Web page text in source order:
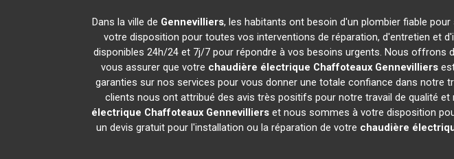
Dans la ville de Gennevilliers, les habitants ont besoin d'un plombier fiable
votre disposition pour toutes vos interventions de réparation, d'entretien et
disponibles 24h/24 et 7j/7 pour répondre à vos besoins urgents. Nous offrons
vous assurer que votre chaudière électrique Chaffoteaux Gennevilliers
garanties sur nos services pour vous donner une totale confiance dans notre
clients nous ont attribué des avis très positifs pour notre travail de qualité
électrique Chaffoteaux Gennevilliers et nous sommes à votre disposition
un devis gratuit pour l'installation ou la réparation de votre chaudière